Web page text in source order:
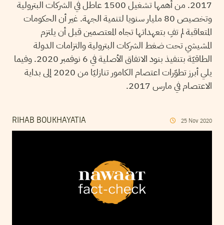
2017. من أهمها تشغيل 1500 عاطل في الشركات البترولية
وتخصيص 80 مليار سنويا لتنمية الجهة. غير أن الحكومات
المتعاقبة لم تفِ بتعهداتها تجاه المعتصمين قبل أن يلتزم
المشيشي تحت ضغط الشركات البترولية والتزامات الدولة
الطاقيّة بتنفيذ بنود الاتفاق الأصلية في 6 نوفمبر 2020. وفيما
يلي أبرز تطوّرات اعتصام الكامور تنازليّا من 2020 إلى بداية
الاعتصام في مارس 2017.
RIHAB BOUKHAYATIA 25 Nov 2020